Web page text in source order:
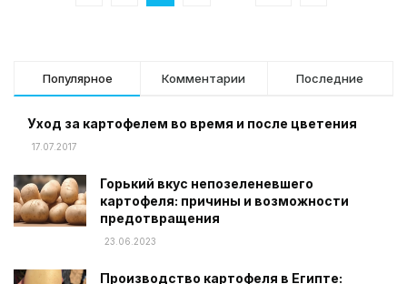
Популярное Комментарии Последние
Уход за картофелем во время и после цветения
17.07.2017
Горький вкус непозеленевшего
картофеля: причины и возможности
предотвращения
23.06.2023
Производство картофеля в Египте: